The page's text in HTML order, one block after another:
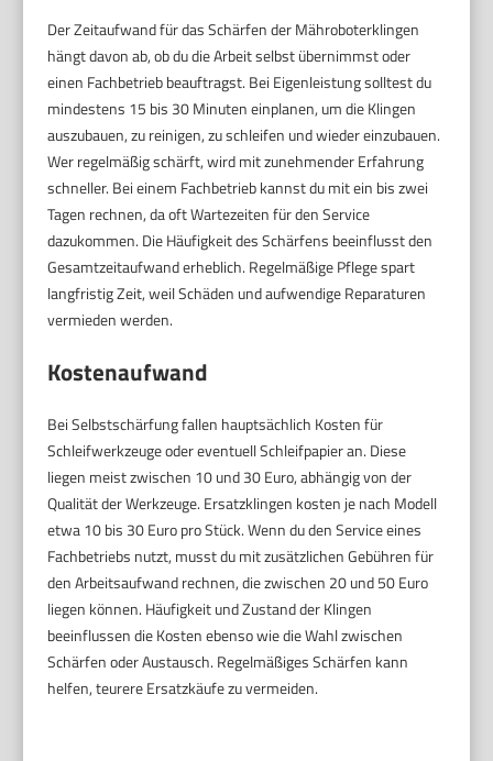
Der Zeitaufwand für das Schärfen der Mähroboterklingen
hängt davon ab, ob du die Arbeit selbst übernimmst oder
einen Fachbetrieb beauftragst. Bei Eigenleistung solltest du
mindestens 15 bis 30 Minuten einplanen, um die Klingen
auszubauen, zu reinigen, zu schleifen und wieder einzubauen.
Wer regelmäßig schärft, wird mit zunehmender Erfahrung
schneller. Bei einem Fachbetrieb kannst du mit ein bis zwei
Tagen rechnen, da oft Wartezeiten für den Service
dazukommen. Die Häufigkeit des Schärfens beeinflusst den
Gesamtzeitaufwand erheblich. Regelmäßige Pflege spart
langfristig Zeit, weil Schäden und aufwendige Reparaturen
vermieden werden.
Kostenaufwand
Bei Selbstschärfung fallen hauptsächlich Kosten für
Schleifwerkzeuge oder eventuell Schleifpapier an. Diese
liegen meist zwischen 10 und 30 Euro, abhängig von der
Qualität der Werkzeuge. Ersatzklingen kosten je nach Modell
etwa 10 bis 30 Euro pro Stück. Wenn du den Service eines
Fachbetriebs nutzt, musst du mit zusätzlichen Gebühren für
den Arbeitsaufwand rechnen, die zwischen 20 und 50 Euro
liegen können. Häufigkeit und Zustand der Klingen
beeinflussen die Kosten ebenso wie die Wahl zwischen
Schärfen oder Austausch. Regelmäßiges Schärfen kann
helfen, teurere Ersatzkäufe zu vermeiden.